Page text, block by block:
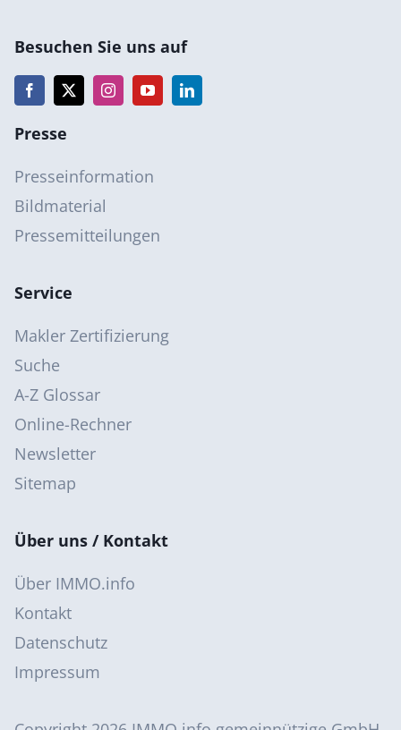
Besuchen Sie uns auf
Presse
Presseinformation
Bildmaterial
Pressemitteilungen
Service
Makler Zertifizierung
Suche
A-Z Glossar
Online-Rechner
Newsletter
Sitemap
Über uns / Kontakt
Über IMMO.info
Kontakt
Datenschutz
Impressum